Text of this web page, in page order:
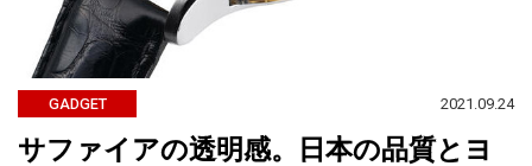
GADGET 2021.09.24
サファイアの透明感。日本の品質とヨ